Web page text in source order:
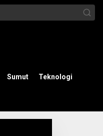
Sumut Teknologi